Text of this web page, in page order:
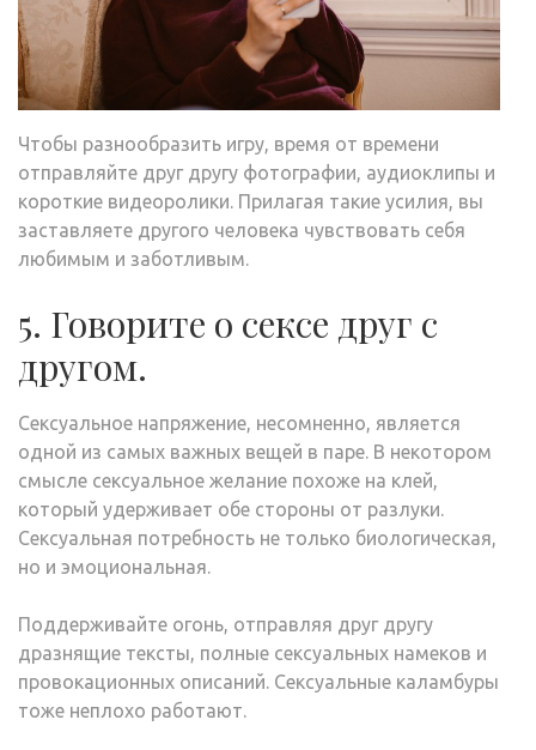
Чтобы разнообразить игру, время от времени
отправляйте друг другу фотографии, аудиоклипы и
короткие видеоролики. Прилагая такие усилия, вы
заставляете другого человека чувствовать себя
любимым и заботливым.
5. Говорите о сексе друг с
другом.
Сексуальное напряжение, несомненно, является
одной из самых важных вещей в паре. В некотором
смысле сексуальное желание похоже на клей,
который удерживает обе стороны от разлуки.
Сексуальная потребность не только биологическая,
но и эмоциональная.
Поддерживайте огонь, отправляя друг другу
дразнящие тексты, полные сексуальных намеков и
провокационных описаний. Сексуальные каламбуры
тоже неплохо работают.